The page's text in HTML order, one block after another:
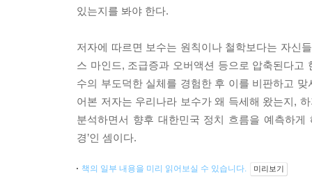
있는지를 봐야 한다.
저자에 따르면 보수는 원칙이나 철학보다는 자신
스 마인드, 조급증과 오버액션 등으로 압축된다
수의 부도덕한 실체를 경험한 후 이를 비판하고
어본 저자는 우리나라 보수가 왜 득세해 왔는지,
분석하면서 향후 대한민국 정치 흐름을 예측하게
경’인 셈이다.
책의 일부 내용을 미리 읽어보실 수 있습니다. 미리보기